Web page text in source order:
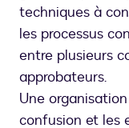
techniques à
les processus
entre plusieurs
approbateurs.
Une
confusion et les